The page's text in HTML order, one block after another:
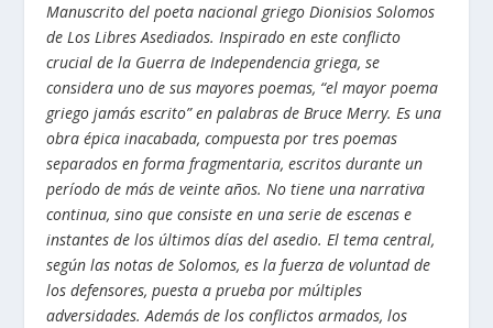
Manuscrito del poeta nacional griego Dionisios Solomos
deLos Libres Asediados. Inspirado en este conflicto
crucial de la Guerra de Independencia griega, se
considera uno de sus mayores poemas, “el mayor poema
griego jamás escrito” en palabras de Bruce Merry. Es una
obra épica inacabada, compuesta por tres poemas
separados en forma fragmentaria, escritos durante un
período de más de veinte años. No tiene una narrativa
continua, sino que consiste en una serie de escenas e
instantes de los últimos días del asedio. El tema central,
según las notas de Solomos, es la fuerza de voluntad de
los defensores, puesta a prueba por múltiples
adversidades. Además de los conflictos armados, los